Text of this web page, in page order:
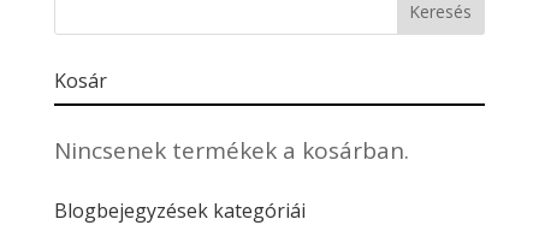
Kosár
Nincsenek termékek a kosárban.
Blogbejegyzések kategóriái